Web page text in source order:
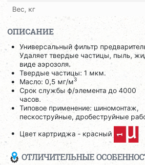
Вес, кг
ОПИСАНИЕ
Универсальный фильтр
Удаляет твердые частицы, пыль,
виде аэрозоля.
Твердые частицы: 1 мкм.
Масло: 0,5 мг/м3
Срок службы ф/элемента до 4000
часов.
Типовое применение: шиномонтаж,
пескоструйные, дробеструйные
Цвет картриджа - красный
ОТЛИЧИТЕЛЬНЫЕ